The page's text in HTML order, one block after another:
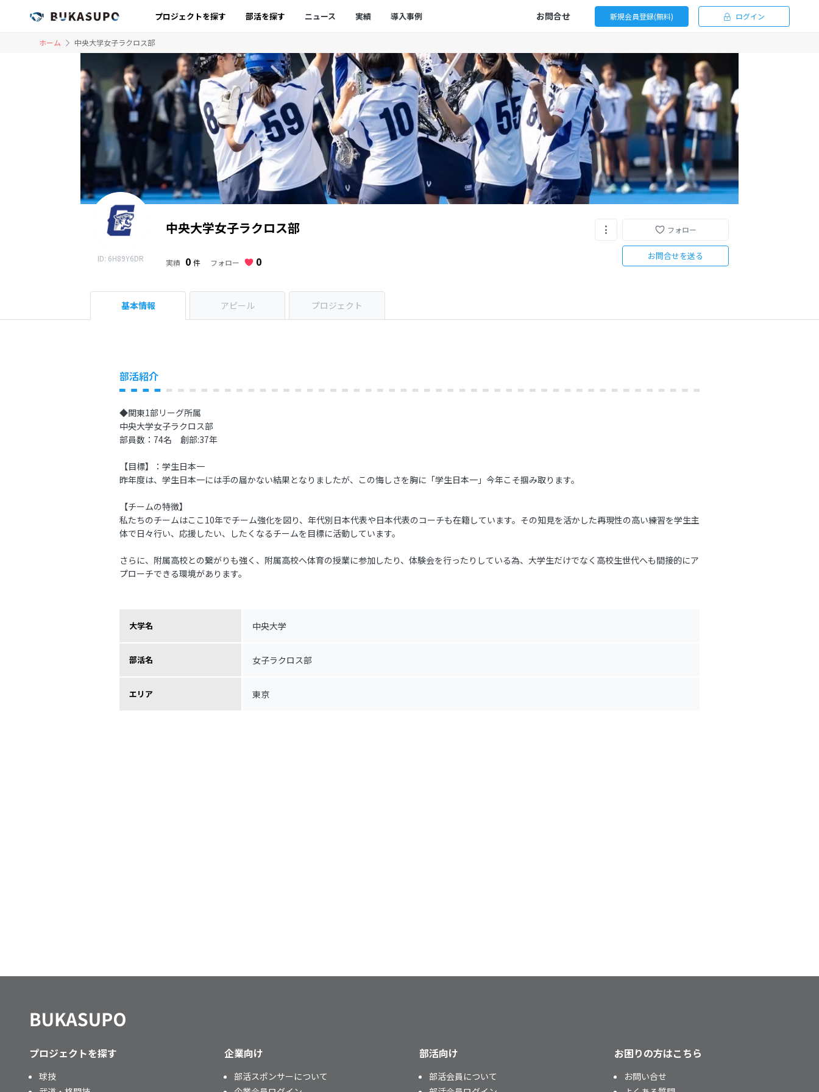
プロジェクトを探す 部活を探す ニュース 実績 導入事例 お問合せ 新規会員登録(無料) ログイン
ホーム 中央大学女子ラクロス部
ID: 6H89Y6DR
中央大学女子ラクロス部
実績 0 件 フォロー 0
フォロー
お問合せを送る
基本情報 アピール プロジェクト
部活紹介
◆関東1部リーグ所属
中央大学女子ラクロス部
部員数：74名 創部:37年
【目標】：学生日本一
昨年度は、学生日本一には手の届かない結果となりましたが、この悔しさを胸に「学生日本一」今年こそ掴み取ります。
【チームの特徴】
私たちのチームはここ10年でチーム強化を図り、年代別日本代表や日本代表のコーチも在籍しています。その知見を活かした再現性の高い練習を学生主
体で日々行い、応援したい、したくなるチームを目標に活動しています。
さらに、附属高校との繋がりも強く、附属高校へ体育の授業に参加したり、体験会を行ったりしている為、大学生だけでなく高校生世代へも間接的にア
プローチできる環境があります。
大学名 中央大学
部活名 女子ラクロス部
エリア 東京
プロジェクトを探す
球技
企業向け
部活スポンサーについて
部活向け
部活会員について
お困りの方はこちら
お問い合せ